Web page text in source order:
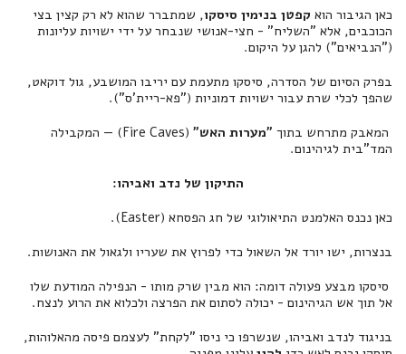
כאן הגיבור הוא קפטן בנימין סיסקו, שמתברר שהוא לא רק קצין בצי
הכוכבים, אלא "השליח" - חצי-אנושי שנבחר על ידי ישויות עליונות
("הנביאים") להגן על היקום.
בפרק הסיום של הסדרה, סיסקו מתעמת עם יריבו המושבע, גול דוקאט,
שהפך לכלי שרת עבור ישויות דמוניות ("פא-ריית'ס").
המאבק מתרחש בתוך "מערות האש"
(Fire Caves) — המקבילה
המד"בית לגיהינום.
התיקון של נדב ואביהו:
כאן נכנס האלמנט התיאולוגי של חג הפסחא (Easter).
בנצרות, ישו יורד אל השאול כדי לפרוץ את שעריו ולגאול את האנושות.
סיסקו מבצע פעולה דומה: הוא מבין שרק מותו - הנפילה המודעת שלו
אל תוך אש הגיהינום - יכולה לסתום את הפרצה ולכלוא את הרוע לנצח.
בניגוד לנדב ואביהו, שנשרפו כי ניסו "לקחת" לעצמם פיסה מהאלוהות,